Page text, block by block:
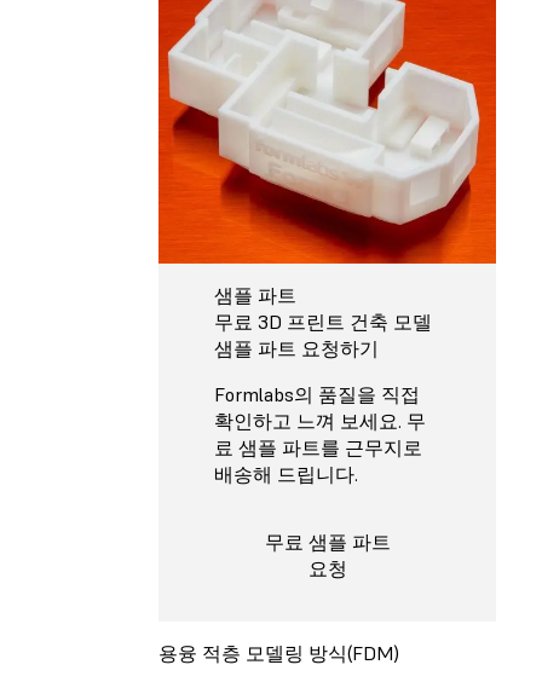
샘플 파트
무료 3D 프린트 건축 모델
샘플 파트 요청하기
Formlabs의 품질을 직접
확인하고 느껴 보세요. 무
료 샘플 파트를 근무지로
배송해 드립니다.
무료 샘플 파트
요청
용융 적층 모델링 방식(FDM)